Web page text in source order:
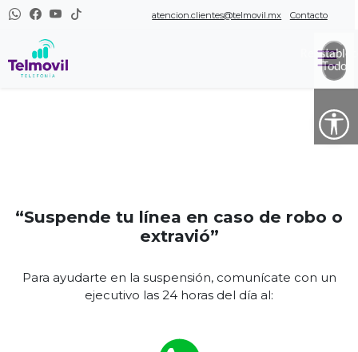
atencion.clientes@telmovil.mx Contacto
“Suspende tu línea en caso de robo o
extravió”
Para ayudarte en la suspensión, comunícate con un
ejecutivo las 24 horas del día al:
Todo